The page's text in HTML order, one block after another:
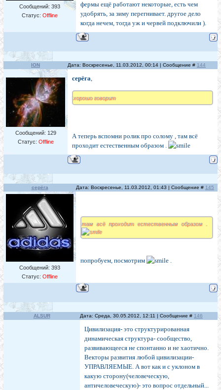
Сообщений: 393
Статус: Offline
фермы ещё работают некоторые, есть чем
удобрять, за зиму перегнивает. другое дело
когда нечем, тогда уж и червей подключили ).
ION Дата: Воскресенье, 11.03.2012, 00:14 | Сообщение # 144
Сообщений: 129
Статус: Offline
серёга,
хорошо говорит
А теперь вспомни ролик про солому , там всё
проходит естественным образом .
серёга Дата: Воскресенье, 11.03.2012, 01:43 | Сообщение # 145
Сообщений: 393
Статус: Offline
там всё проходит естественным образом .
попробуем, посмотрим .
ALSUR Дата: Среда, 30.05.2012, 12:11 | Сообщение # 146
Цивилизация- это структурированная
динамическая структура- сообщество,
развивающееся не спонтанно и не хаотично.
Векторы развития любой цивилизации-
УПРАВЛЯЕМЫЕ. А вот как и с уклоном в
какую сторону(человеческую,
античеловеческую)- это вопрос отдельный...